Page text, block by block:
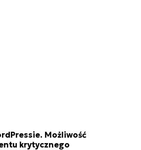
Możliwość
krytycznego